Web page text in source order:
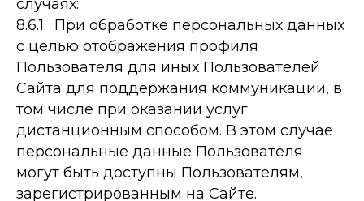
случаях:
8.6.1. При обработке персональных данных
с целью отображения профиля
Пользователя для иных Пользователей
Сайта для поддержания коммуникации, в
том числе при оказании услуг
дистанционным способом. В этом случае
персональные данные Пользователя
могут быть доступны Пользователям,
зарегистрированным на Сайте.